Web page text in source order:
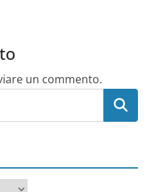
un commento.